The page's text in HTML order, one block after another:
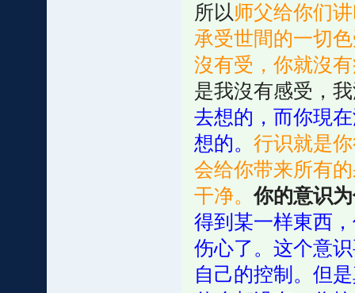
所以师父给你们
承受世間的一切
沒有受，你就沒
是我沒有感受，
去想的，而你現
想的。 行识就是
会给你带来所有
干净。你的意识
得到某一样東西
伤心了。这个意
自己的控制。但